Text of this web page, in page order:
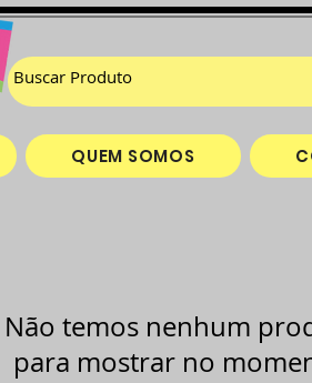
QUEM SOMOS
Não temos nenhum
para mostrar no